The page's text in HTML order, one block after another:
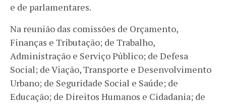
e de parlamentares.
Na reunião das comissões de Orçamento,
Finanças e Tributação; de Trabalho,
Administração e Serviço Público; de Defesa
Social; de Viação, Transporte e Desenvolvimento
Urbano; de Seguridade Social e Saúde; de
Educação; de Direitos Humanos e Cidadania; de